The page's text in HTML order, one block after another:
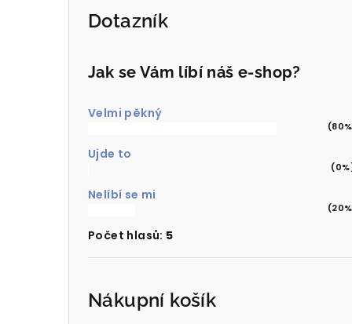
Dotazník
Jak se Vám líbí náš e-shop?
Velmi pěkný
Ujde to
Nelíbí se mi
Počet hlasů: 5
Nákupní košík